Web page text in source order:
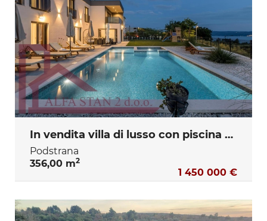
In vendita villa di lusso con piscina e vista mare – Podstrana, Spalato
Podstrana
356,00 m2
1 450 000 €